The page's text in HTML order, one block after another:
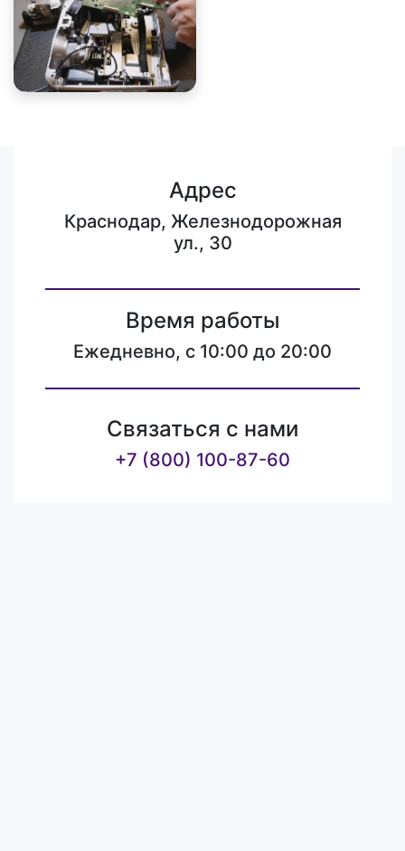
Адрес
Краснодар, Железнодорожная
ул., 30
Время работы
Ежедневно, с 10:00 до 20:00
Связаться с нами
+7 (800) 100-87-60